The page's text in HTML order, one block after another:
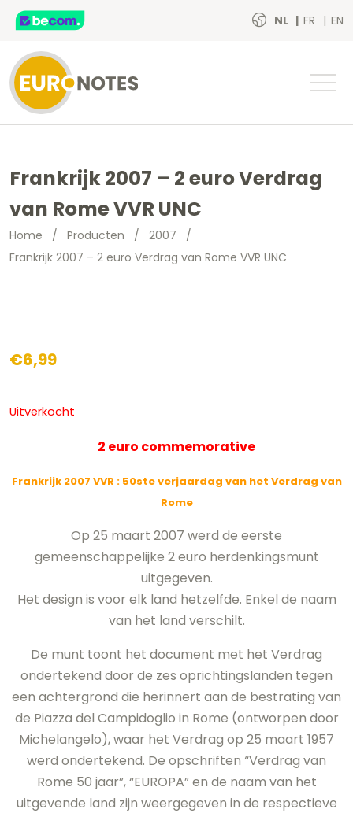
NL FR EN
Frankrijk 2007 – 2 euro Verdrag
van Rome VVR UNC
Home / Producten / 2007 /
Frankrijk 2007 – 2 euro Verdrag van Rome VVR UNC
€6,99
Uitverkocht
2 euro commemorative
Frankrijk 2007 VVR : 50ste verjaardag van het Verdrag van
Rome
Op 25 maart 2007 werd de eerste
gemeenschappelijke 2 euro herdenkingsmunt
uitgegeven.
Het design is voor elk land hetzelfde. Enkel de naam
van het land verschilt.
De munt toont het document met het Verdrag
ondertekend door de zes oprichtingslanden tegen
een achtergrond die herinnert aan de bestrating van
de Piazza del Campidoglio in Rome (ontworpen door
Michelangelo), waar het Verdrag op 25 maart 1957
werd ondertekend. De opschriften “Verdrag van
Rome 50 jaar”, “EUROPA” en de naam van het
uitgevende land zijn weergegeven in de respectieve